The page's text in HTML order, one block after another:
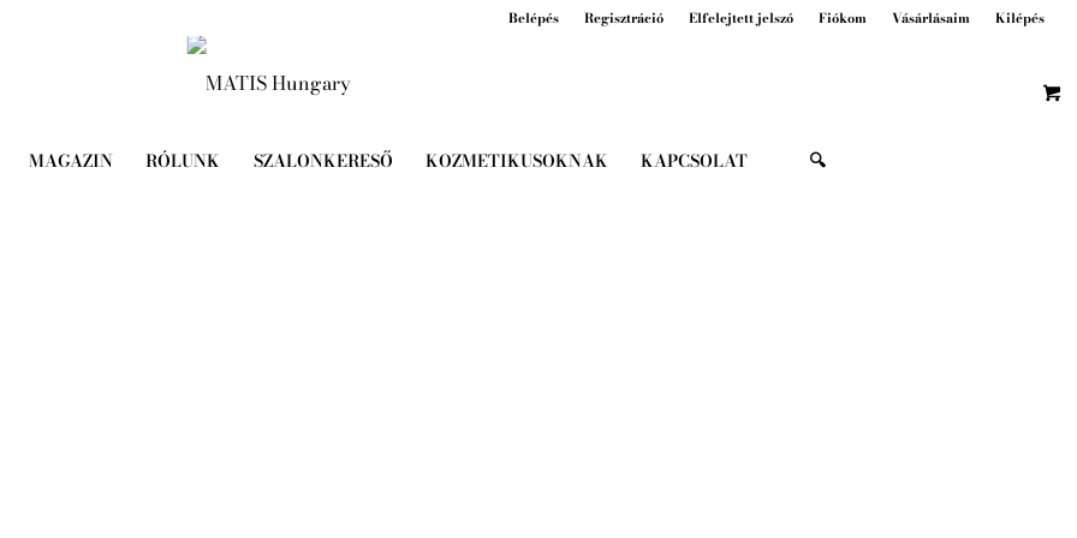
Belépés Regisztráció Elfelejtett jelszó Fiókom Vásárlásaim Kilépés
MAGAZIN RÓLUNK SZALONKERESŐ KOZMETIKUSOKNAK KAPCSOLAT 🔍